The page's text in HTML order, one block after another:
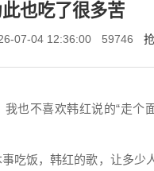
也吃了很多苦
07-04 12:36:00 59746
我也不喜欢韩红说的“走
吃饭，韩红的歌，让多少